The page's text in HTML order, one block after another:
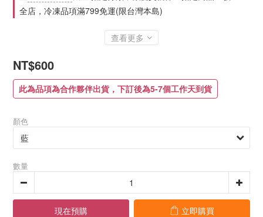
全店，冷凍品項滿799免運(限台灣本島)
查看更多
NT$600
此為品項為合作夥伴出貨，下訂後為5-7個工作天到貨
顏色
數量
現在預購 立即購買